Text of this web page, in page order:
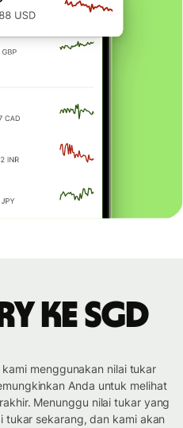
ke SGD
menggunakan nilai tukar
Anda untuk melihat
Menunggu nilai tukar yang
tukar sekarang, dan kami akan